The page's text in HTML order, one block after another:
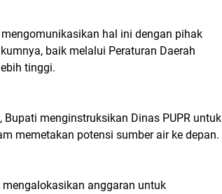
hal ini dengan pihak
baik melalui Peraturan Daerah
tinggi.
menginstruksikan Dinas PUPR untuk
memetakan potensi sumber air ke depan.
anggaran untuk